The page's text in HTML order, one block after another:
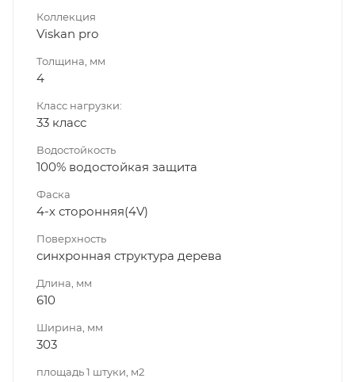
Коллекция
Viskan pro
Толщина, мм
4
Класс нагрузки:
33 класс
Водостойкость
100% водостойкая защита
Фаска
4-х сторонняя(4V)
Поверхность
синхронная структура дерева
Длина, мм
610
Ширина, мм
303
площадь 1 штуки, м2